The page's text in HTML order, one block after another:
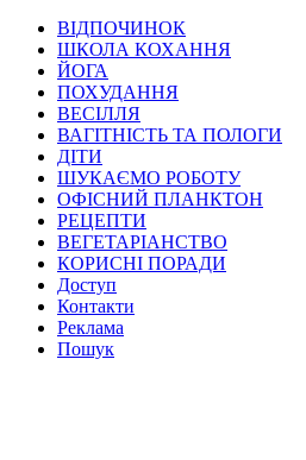
ВІДПОЧИНОК
ШКОЛА КОХАННЯ
ЙОГА
ПОХУДАННЯ
ВЕСІЛЛЯ
ВАГІТНІСТЬ ТА ПОЛОГИ
ДІТИ
ШУКАЄМО РОБОТУ
ОФІСНИЙ ПЛАНКТОН
РЕЦЕПТИ
ВЕГЕТАРІАНСТВО
КОРИСНІ ПОРАДИ
Доступ
Контакти
Реклама
Пошук